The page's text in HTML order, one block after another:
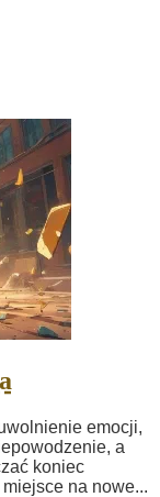
emocji,
a
koniec
na nowe...